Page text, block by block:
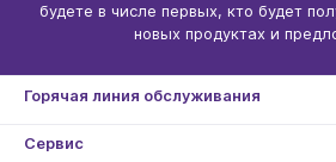
будете в числе первых, кто будет
новых продуктах и
Горячая линия обслуживания
Сервис